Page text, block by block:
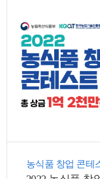
농식품 창업 콘테